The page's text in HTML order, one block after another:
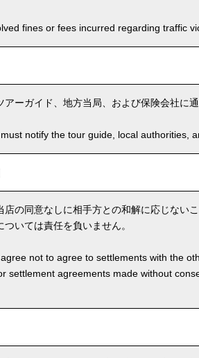
fines or fees incurred regarding traffic
ーガイド、地方当局、および保険会社に
notify the tour guide, local authorities,
の同意なしに相手方との和解に応じない
いては責任を負いません。
not to agree to settlements with the
settlement agreements made without